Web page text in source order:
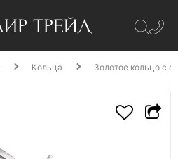
Кольца Золотое кольцо с